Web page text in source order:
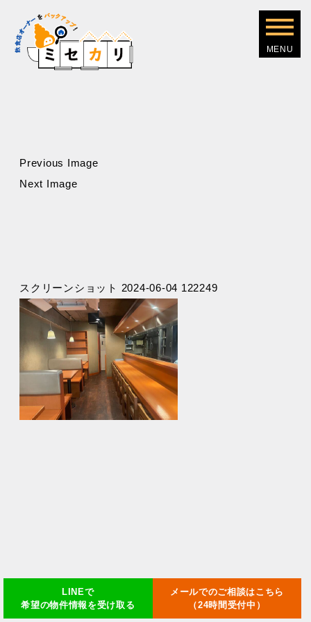
LINEで
希望の物件情報を受け取る
メールでのご相談はこちら
（24時間受付中）
Previous Image
Next Image
スクリーンショット 2024-06-04 122249